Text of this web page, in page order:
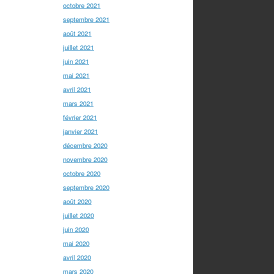
octobre 2021
septembre 2021
août 2021
juillet 2021
juin 2021
mai 2021
avril 2021
mars 2021
février 2021
janvier 2021
décembre 2020
novembre 2020
octobre 2020
septembre 2020
août 2020
juillet 2020
juin 2020
mai 2020
avril 2020
mars 2020